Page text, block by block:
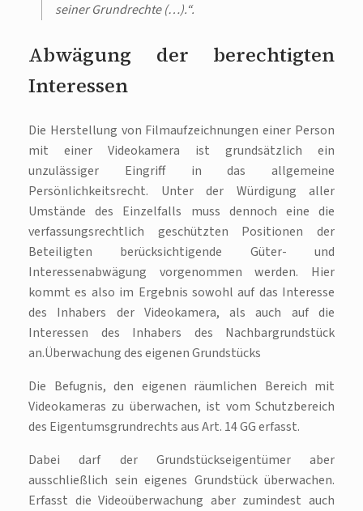
seiner Grundrechte (…).“.
Abwägung der berechtigten
Interessen
Die Herstellung von Filmaufzeichnungen einer Person
mit einer Videokamera ist grundsätzlich ein
unzulässiger Eingriff in das allgemeine
Persönlichkeitsrecht. Unter der Würdigung aller
Umstände des Einzelfalls muss dennoch eine die
verfassungsrechtlich geschützten Positionen der
Beteiligten berücksichtigende Güter- und
Interessenabwägung vorgenommen werden. Hier
kommt es also im Ergebnis sowohl auf das Interesse
des Inhabers der Videokamera, als auch auf die
Interessen des Inhabers des Nachbargrundstück
an.Überwachung des eigenen Grundstücks
Die Befugnis, den eigenen räumlichen Bereich mit
Videokameras zu überwachen, ist vom Schutzbereich
des Eigentumsgrundrechts aus Art. 14 GG erfasst.
Dabei darf der Grundstückseigentümer aber
ausschließlich sein eigenes Grundstück überwachen.
Erfasst die Videoüberwachung aber zumindest auch